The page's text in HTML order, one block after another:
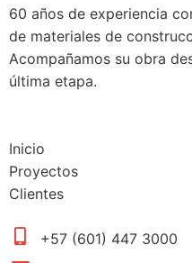
60 años de experiencia
de materiales de
Acompañamos su obra
última etapa.
Inicio
Proyectos
Clientes
+57 (601) 447 3000